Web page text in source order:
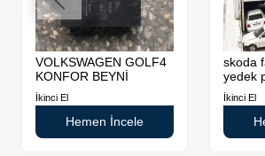
VOLKSWAGEN GOLF4
KONFOR BEYNİ
İkinci El
Hemen İncele
skoda
yedek
İkinci El